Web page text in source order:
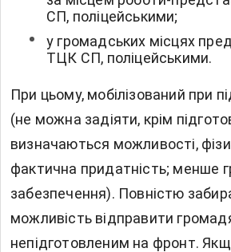
СП, поліцейськими;
у громадських місцях
ТЦК СП, поліцейськими.
При цьому, мобілізований при
(не можна задіяти, крім
визначаються можливості,
фактична придатність; менше
забезпечення). Повністю
можливість відправити
непідготовленим на фронт.